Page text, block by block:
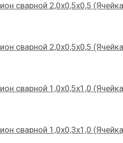
сварной 2,0х0,5х0,5
сварной 2,0х0,5х0,5
сварной 1,0х0,5х1,0
сварной 1,0х0,3х1,0